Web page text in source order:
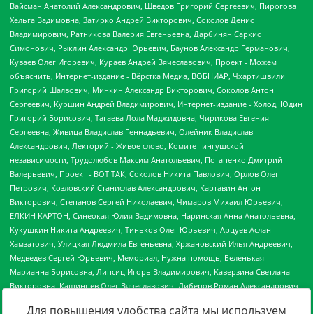
Для повышения удобства сайта мы используем